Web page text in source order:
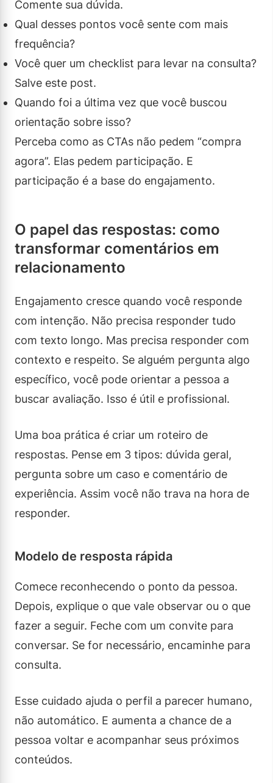
Comente sua dúvida.
Qual desses pontos você sente com mais
frequência?
Você quer um checklist para levar na consulta?
Salve este post.
Quando foi a última vez que você buscou
orientação sobre isso?
Perceba como as CTAs não pedem “compra
agora”. Elas pedem participação. E
participação é a base do engajamento.
O papel das respostas: como
transformar comentários em
relacionamento
Engajamento cresce quando você responde
com intenção. Não precisa responder tudo
com texto longo. Mas precisa responder com
contexto e respeito. Se alguém pergunta algo
específico, você pode orientar a pessoa a
buscar avaliação. Isso é útil e profissional.
Uma boa prática é criar um roteiro de
respostas. Pense em 3 tipos: dúvida geral,
pergunta sobre um caso e comentário de
experiência. Assim você não trava na hora de
responder.
Modelo de resposta rápida
Comece reconhecendo o ponto da pessoa.
Depois, explique o que vale observar ou o que
fazer a seguir. Feche com um convite para
conversar. Se for necessário, encaminhe para
consulta.
Esse cuidado ajuda o perfil a parecer humano,
não automático. E aumenta a chance de a
pessoa voltar e acompanhar seus próximos
conteúdos.